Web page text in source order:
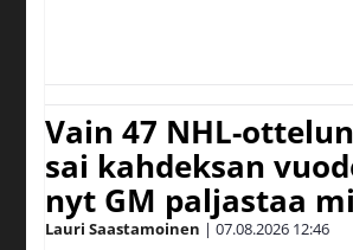
Vain 47 NHL-
sai kahdeksan
nyt GM paljastaa
Lauri Saastamoinen | 07.08.2026 12:46